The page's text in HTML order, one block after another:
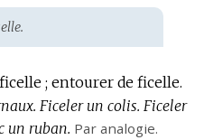
; entourer de ficelle.
Ficeler un colis. Ficeler
un ruban. Par analogie.